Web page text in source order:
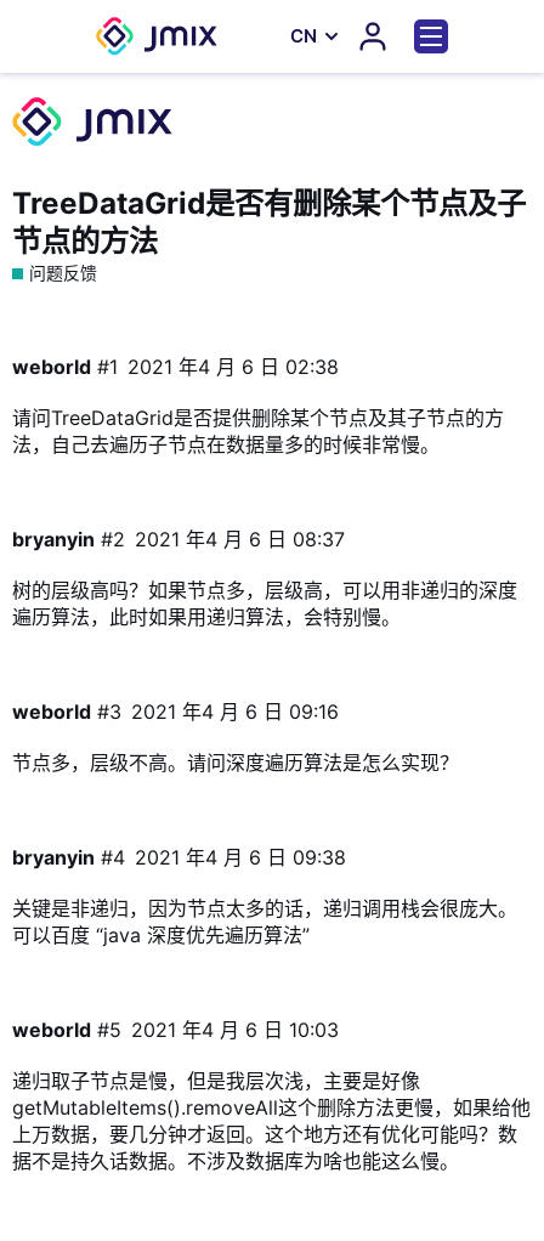
СN
TreeDataGrid是否有删除某个节点及子
节点的方法
问题反馈
weborld 2021 年4 月 6 日 02:38
#1
请问TreeDataGrid是否提供删除某个节点及其子节点的方
法，自己去遍历子节点在数据量多的时候非常慢。
bryanyin 2021 年4 月 6 日 08:37
#2
树的层级高吗？如果节点多，层级高，可以用非递归的深度
遍历算法，此时如果用递归算法，会特别慢。
weborld 2021 年4 月 6 日 09:16
#3
节点多，层级不高。请问深度遍历算法是怎么实现？
bryanyin 2021 年4 月 6 日 09:38
#4
关键是非递归，因为节点太多的话，递归调用栈会很庞大。
可以百度 “java 深度优先遍历算法”
weborld 2021 年4 月 6 日 10:03
#5
递归取子节点是慢，但是我层次浅，主要是好像
getMutableItems().removeAll这个删除方法更慢，如果给他
上万数据，要几分钟才返回。这个地方还有优化可能吗？数
据不是持久话数据。不涉及数据库为啥也能这么慢。